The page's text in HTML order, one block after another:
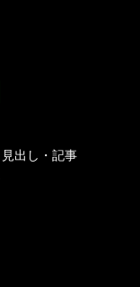
出し・記事